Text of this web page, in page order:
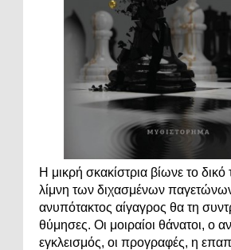
Η μικρή σκακίστρια βίωνε το
λίμνη των διχασμένων
ανυπότακτος αίγαγρος θα τη
θύμησες. Οι μοιραίοι θάνατοι, ο
εγκλεισμός, οι προγραφές, η